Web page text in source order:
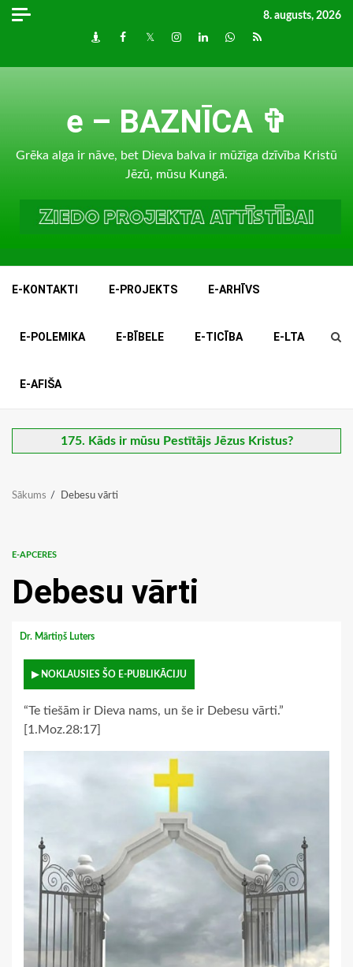
Skip
8. augusts, 2026
DraugiemFacebook
TwitterInstagram
LinkedInwhatsapp
RSS
e – BAZNĪCA ✞
Grēka alga ir nāve, bet Dieva balva ir mūžīga dzīvība Kristū
Jēzū, mūsu Kungā.
E-KONTAKTI E-PROJEKTS E-ARHĪVS
E-POLEMIKA E-BĪBELE E-TICĪBA E-LTA
E-AFIŠA
175. Kāds ir mūsu Pestītājs Jēzus Kristus?
Sākums Debesu vārti
E-APCERES
Debesu vārti
Dr. Mārtiņš Luters
▶ NOKLAUSIES ŠO E-PUBLIKĀCIJU
“Te tiešām ir Dieva nams, un še ir Debesu vārti.”
[1.Moz.28:17]